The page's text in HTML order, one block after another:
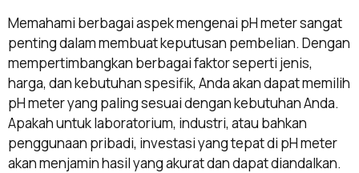
Memahami berbagai aspek mengenai pH meter sangat
penting dalam membuat keputusan pembelian. Dengan
mempertimbangkan berbagai faktor seperti jenis,
harga, dan kebutuhan spesifik, Anda akan dapat memilih
pH meter yang paling sesuai dengan kebutuhan Anda.
Apakah untuk laboratorium, industri, atau bahkan
penggunaan pribadi, investasi yang tepat di pH meter
akan menjamin hasil yang akurat dan dapat diandalkan.